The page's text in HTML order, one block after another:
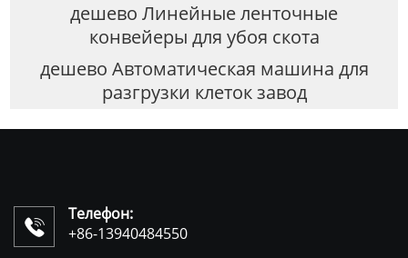
дешево Линейные ленточные
конвейеры для убоя скота
дешево Автоматическая машина для
разгрузки клеток завод

Телефон:
+86-13940484550